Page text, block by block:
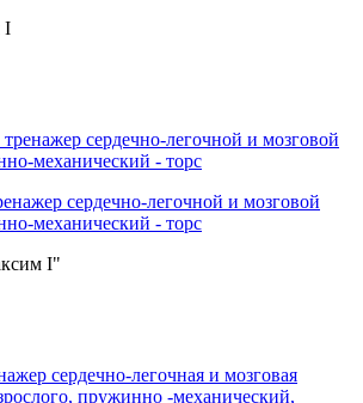
I
сердечно-легочной и мозговой
механический - торс
I"